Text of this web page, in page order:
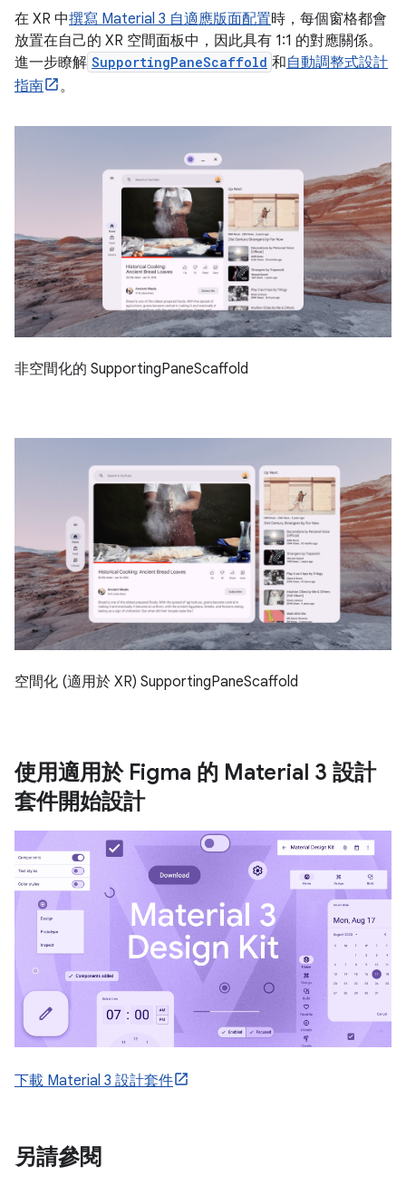
在 XR 中撰寫 Material 3 自適應版面配置時，每個窗格都會
放置在自己的 XR 空間面板中，因此具有 1:1 的對應關係。
進一步瞭解 SupportingPaneScaffold 和自動調整式設計
指南
。
非空間化的 SupportingPaneScaffold
空間化 (適用於 XR) SupportingPaneScaffold
使用適用於 Figma 的 Material 3 設計
套件開始設計
下載 Material 3 設計套件
另請參閱